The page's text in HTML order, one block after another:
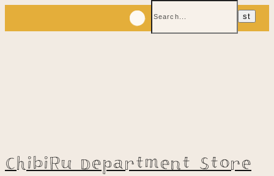
ChibiRu Department Store